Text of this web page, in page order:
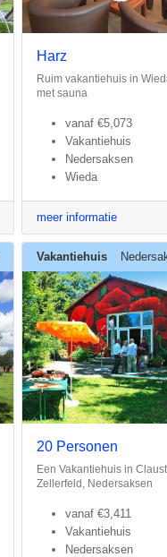
Harz
Ruim vakantiehuis in
met sauna
vanaf €5,073
Vakantiehuis
Nedersaksen
Wieda
meer informatie
Vakantiehuis
20 Personen
Een Vakantiehuis in
Zellerfeld, Nedersaksen
vanaf €3,411
Vakantiehuis
Nedersaksen